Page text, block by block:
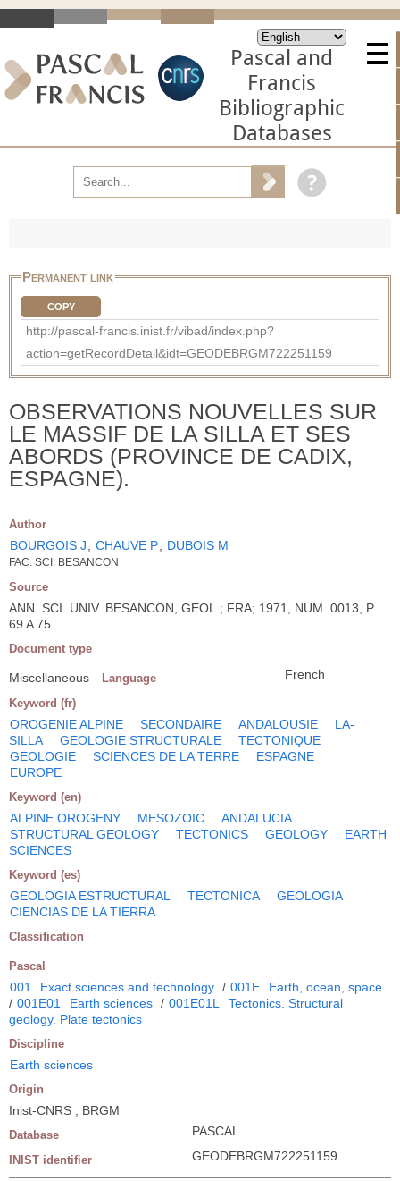
Pascal and
Francis
Bibliographic
Databases
Permanent link
COPY
http://pascal-francis.inist.fr/vibad/index.php?
action=getRecordDetail&idt=GEODEBRGM722251159
OBSERVATIONS NOUVELLES SUR
LE MASSIF DE LA SILLA ET SES
ABORDS (PROVINCE DE CADIX,
ESPAGNE).
Author
BOURGOIS J; CHAUVE P; DUBOIS M
FAC. SCI. BESANCON
Source
ANN. SCI. UNIV. BESANCON, GEOL.; FRA; 1971, NUM. 0013, P.
69 A 75
Document type
Miscellaneous Language French
Keyword (fr)
OROGENIE ALPINE SECONDAIRE ANDALOUSIE
LA-
SILLA
GEOLOGIE STRUCTURALE
TECTONIQUE
GEOLOGIE
SCIENCES DE LA TERRE
ESPAGNE
EUROPE
Keyword (en)
ALPINE OROGENY MESOZOIC
ANDALUCIA
STRUCTURAL GEOLOGY
TECTONICS GEOLOGY
EARTH
SCIENCES
Keyword (es)
GEOLOGIA ESTRUCTURAL TECTONICA
GEOLOGIA
CIENCIAS DE LA TIERRA
Classification
Pascal
001 Exact sciences and technology / 001E
Earth, ocean, space
/ 001E01 Earth sciences / 001E01L
Tectonics. Structural
geology. Plate tectonics
Discipline
Earth sciences
Origin
Inist-CNRS ; BRGM
Database PASCAL
INIST identifier GEODEBRGM722251159